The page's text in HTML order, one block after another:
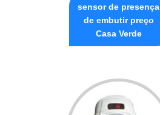
sensor de presença
de embutir preço
Casa Verde